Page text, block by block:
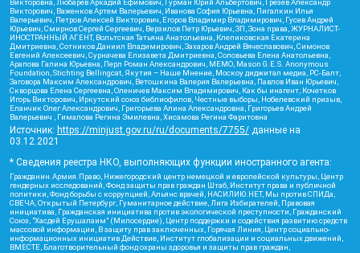
Викторовна, Любарев Аркадий Ефимович, Гурман Юрий Альбертович, Грезев Александр
Викторович, Важенков Артем Валерьевич, Иванова София Юрьевна, Пигалкин Илья
Валерьевич, Петров Алексей Викторович, Егоров Владимир Владимирович, Гусев Андрей
Юрьевич, Смирнов Сергей Сергеевич, Верзилов Петр Юрьевич, ЗП, Зона права, ЖУРНАЛИСТ-
ИНОСТРАННЫЙ АГЕНТ, Вольтская Татьяна Анатольевна, Клепиковская Екатерина
Дмитриевна, Сотников Даниил Владимирович, Захаров Андрей Вячеславович, Симонов
Евгений Алексеевич, Сурначева Елизавета Дмитриевна, Соловьева Елена Анатольевна,
Арапова Галина Юрьевна, Перл Роман Александрович, МЕМО, Mason G.E.S. Anonymous
Foundation, Stichting Bellingcat, Якутия – Наше Мнение, Москоу диджитал медиа, РС-Балт,
Заговора Максим Александрович, Ветошкина Валерия Валерьевна, Павлов Иван Юрьевич,
Скворцова Елена Сергеевна, Оленичев Максим Владимирович, Как бы инагент, Кочетков
Игорь Викторович, Иркутский союз библиофилов, Честные выборы, Нобелевский призыв,
Еланчик Олег Александрович, Григорьева Алина Александровна, Григорьев Андрей
Валерьевич , Гималова Регина Эмилевна, Хисамова Регина Фаритовна
Источник: https://minjust.gov.ru/ru/documents/7755/ данные на
03.12.2021
* Сведения реестра НКО, выполняющих функции иностранного агента:
Гражданин.Армия.Право, Нижегородский центр немецкой и европейской культуры, Центр
гендерных исследований, Фонд защиты прав граждан Штаб, Институт права и публичной
политики, Фонд борьбы с коррупцией, Альянс врачей, НАСИЛИЮ.НЕТ, Мы против СПИДа,
СВЕЧА, Открытый Петербург, Гуманитарное действие, Лига Избирателей, Правовая
инициатива, Гражданская инициатива против экологической преступности, Гражданский
Союз, "Хасдей Ерушалаим" (Милосердие), Центр поддержки и содействия развитию средств
массовой информации, В защиту прав заключенных, Горячая Линия, Центр социально-
информационных инициатив Действие, Институт глобализации и социальных движений,
ВМЕСТЕ, Благотворительный фонд охраны здоровья и защиты прав граждан,